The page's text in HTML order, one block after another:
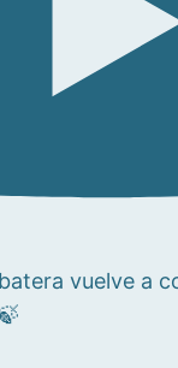
vuelve a